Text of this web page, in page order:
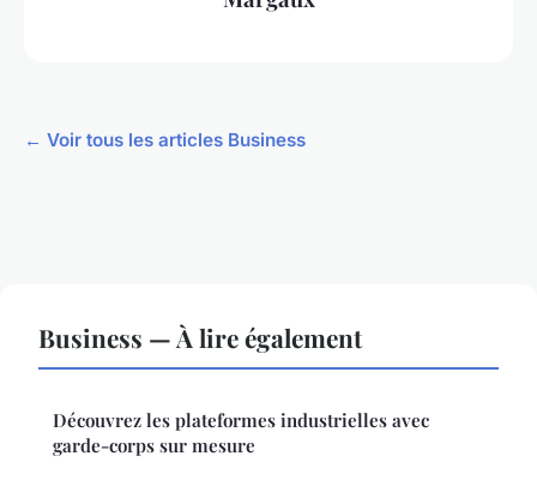
← Voir tous les articles Business
Business — À lire également
Découvrez les plateformes industrielles avec
garde-corps sur mesure